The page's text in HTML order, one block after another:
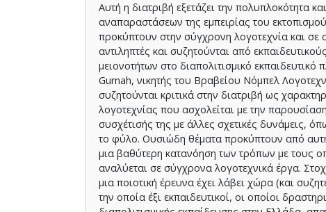
Αυτή η διατριβή εξετάζει την πολυπλοκότητα
αναπαραστάσεων της εμπειρίας του
προκύπτουν στην σύγχρονη λογοτεχνία και σε
αντιληπτές και συζητούνται από
μειονοτήτων στο διαπολιτισμικό
Gurnah, νικητής του Βραβείου Νόμπελ
συζητούνται κριτικά στην διατριβή ως
λογοτεχνίας που ασχολείται με την
συσχέτισής της με άλλες σχετικές δυνάμεις,
το φύλο. Ουσιώδη θέματα προκύπτουν από
μια βαθύτερη κατανόηση των τρόπων με τους
αναλύεται σε σύγχρονα λογοτεχνικά έργα.
μια ποιοτική έρευνα έχει λάβει χώρα (και
την οποία έξι εκπαιδευτικοί, οι οποίοι